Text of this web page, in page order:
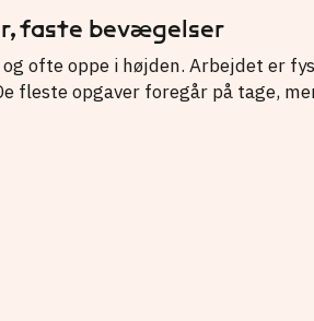
faste bevægelser
ofte oppe i højden. Arbejdet er
fleste opgaver foregår på tage,